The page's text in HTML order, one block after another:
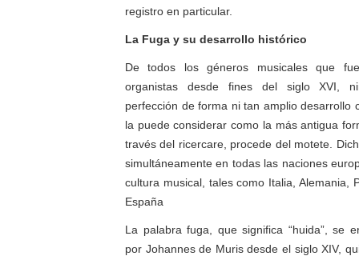
registro en particular.
La Fuga y su desarrollo histórico
De todos los géneros musicales que
organistas desde fines del siglo XVI,
perfección de forma ni tan amplio desarrollo
la puede considerar como la más antigua
través del ricercare, procede del motete.
simultáneamente en todas las naciones
cultura musical, tales como Italia, Alemania,
España
La palabra fuga, que significa “huida”, se
por Johannes de Muris desde el siglo XIV,